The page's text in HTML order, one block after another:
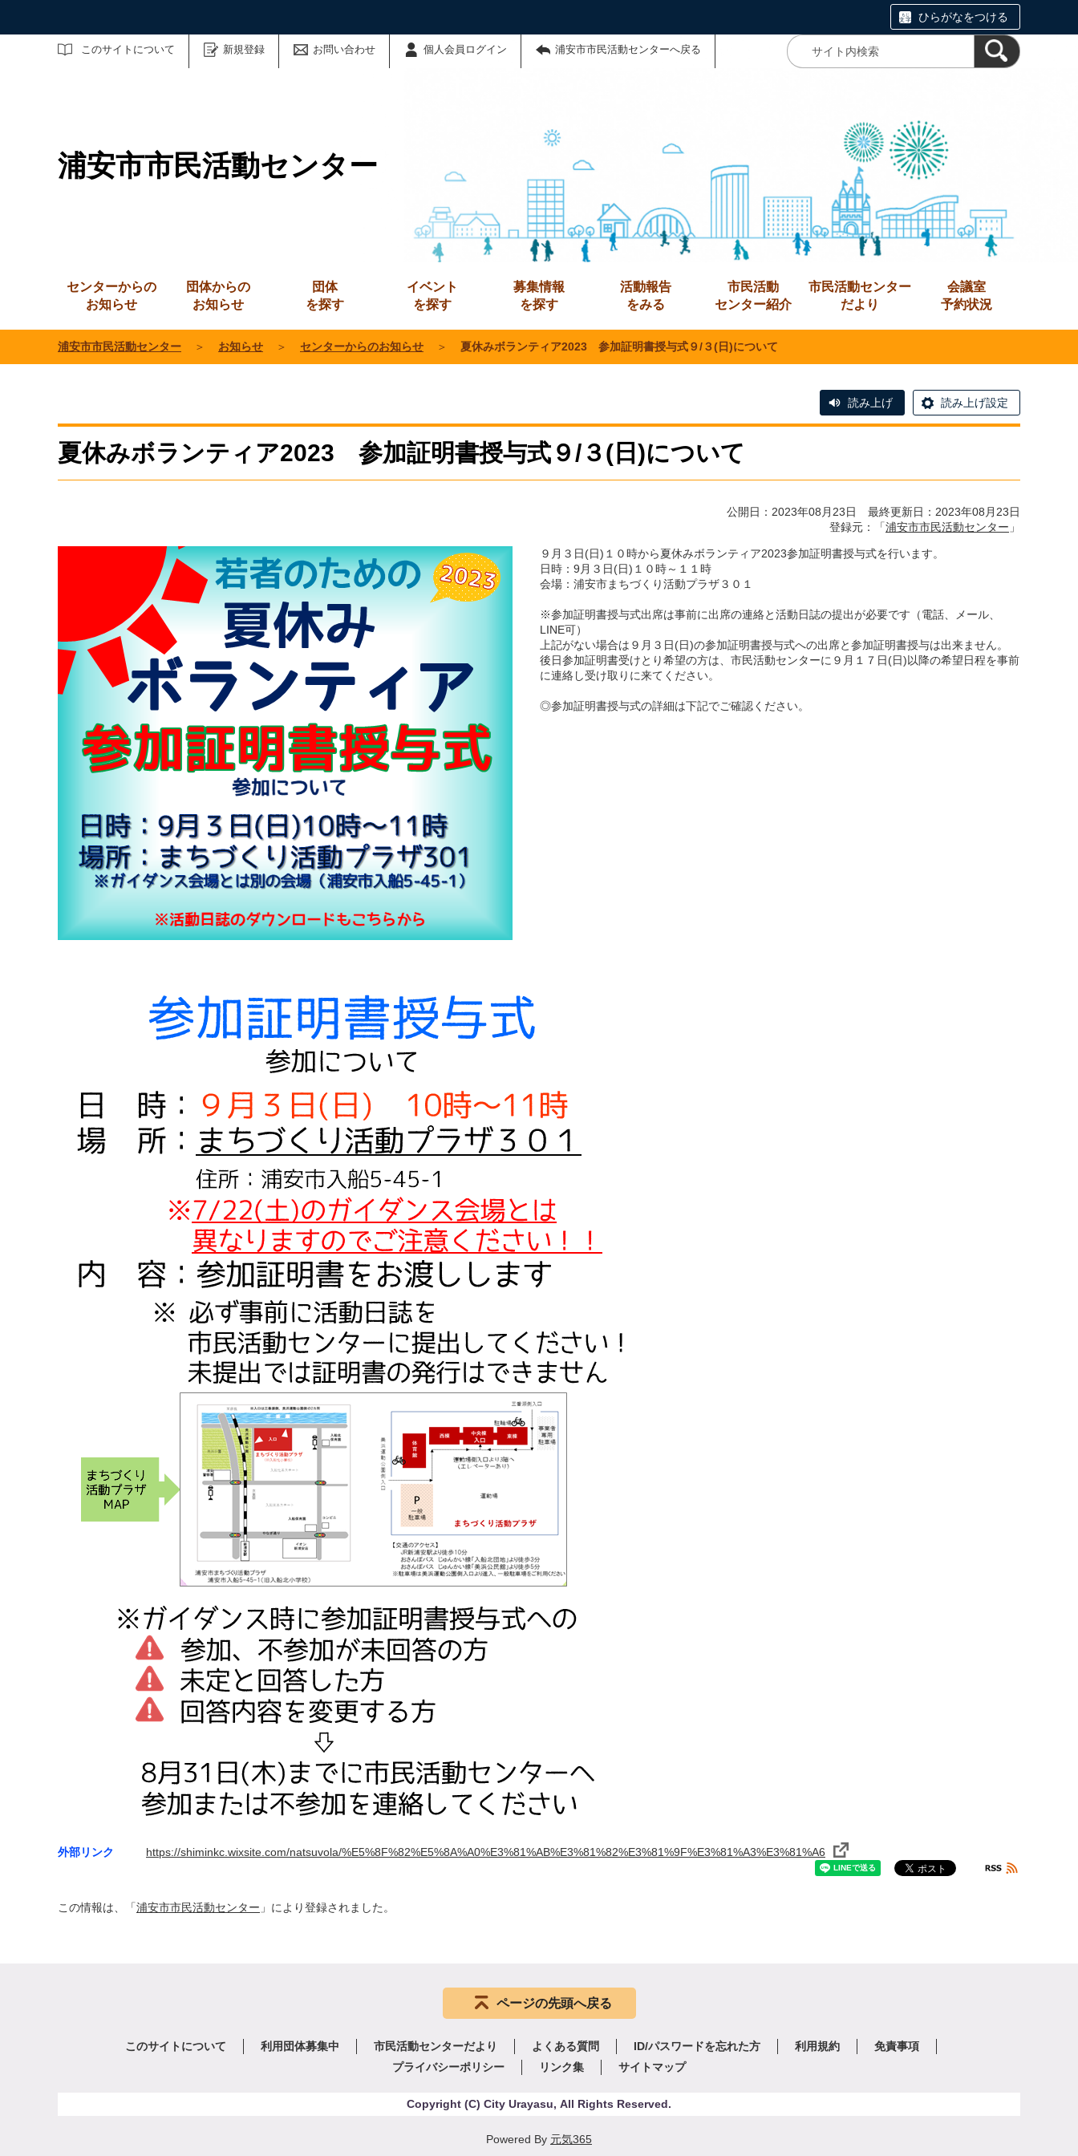
ひらがなをつける
このサイトについて 新規登録 お問い合わせ 個人会員ログイン 浦安市市民活動センターへ戻る
サイト内検索
浦安市市民活動センター
センターからの
お知らせ
団体からの
お知らせ
団体
を探す
イベント
を探す
募集情報
を探す
活動報告
をみる
市民活動
センター紹介
市民活動センター
だより
会議室
予約状況
浦安市市民活動センター ＞ お知らせ ＞ センターからのお知らせ ＞ 夏休みボランティア2023 参加証明書授与式９/３(日)について
読み上げ 読み上げ設定
夏休みボランティア2023 参加証明書授与式９/３(日)について
公開日：2023年08月23日 最終更新日：2023年08月23日
登録元：「浦安市市民活動センター 」
９月３日(日)１０時から夏休みボランティア2023参加証明書授与式を行います。
日時：9月３日(日)１０時～１１時
会場：浦安市まちづくり活動プラザ３０１
※参加証明書授与式出席は事前に出席の連絡と活動日誌の提出が必要です（電話、メール、
LINE可）
上記がない場合は９月３日(日)の参加証明書授与式への出席と参加証明書授与は出来ません。
後日参加証明書受けとり希望の方は、市民活動センターに９月１７日(日)以降の希望日程を事前
に連絡し受け取りに来てください。
◎参加証明書授与式の詳細は下記でご確認ください。
外部リンク https://shiminkc.wixsite.com/natsuvola/%E5%8F%82%E5%8A%A0%E3%81%AB%E3%81%82%E3%81%9F%E3%81%A3%E3%81%A6
この情報は、「浦安市市民活動センター 」により登録されました。
ページの先頭へ戻る
このサイトについて 利用団体募集中 市民活動センターだより よくある質問 ID/パスワードを忘れた方 利用規約
免責事項
プライバシーポリシー
リンク集 サイトマップ
Copyright (C) City Urayasu, All Rights Reserved.
Powered By 元気365